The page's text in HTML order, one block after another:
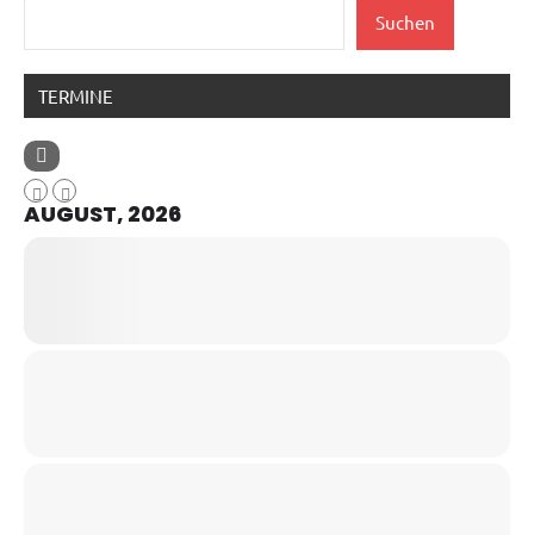
Suchen
TERMINE
AUGUST, 2026